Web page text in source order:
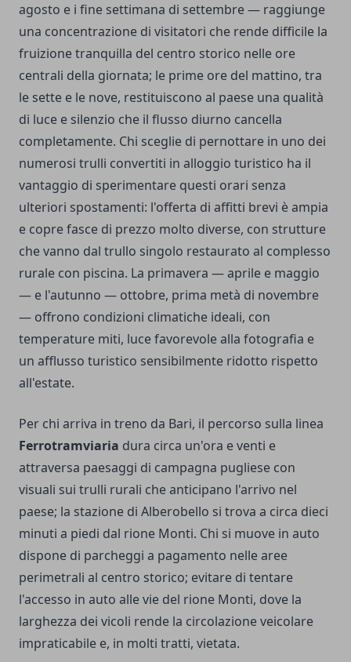
agosto e i fine settimana di settembre — raggiunge
una concentrazione di visitatori che rende difficile la
fruizione tranquilla del centro storico nelle ore
centrali della giornata; le prime ore del mattino, tra
le sette e le nove, restituiscono al paese una qualità
di luce e silenzio che il flusso diurno cancella
completamente. Chi sceglie di pernottare in uno dei
numerosi trulli convertiti in alloggio turistico ha il
vantaggio di sperimentare questi orari senza
ulteriori spostamenti: l'offerta di affitti brevi è ampia
e copre fasce di prezzo molto diverse, con strutture
che vanno dal trullo singolo restaurato al complesso
rurale con piscina. La primavera — aprile e maggio
— e l'autunno — ottobre, prima metà di novembre
— offrono condizioni climatiche ideali, con
temperature miti, luce favorevole alla fotografia e
un afflusso turistico sensibilmente ridotto rispetto
all'estate.
Per chi arriva in treno da Bari, il percorso sulla linea
Ferrotramviaria dura circa un'ora e venti e
attraversa paesaggi di campagna pugliese con
visuali sui trulli rurali che anticipano l'arrivo nel
paese; la stazione di Alberobello si trova a circa dieci
minuti a piedi dal rione Monti. Chi si muove in auto
dispone di parcheggi a pagamento nelle aree
perimetrali al centro storico; evitare di tentare
l'accesso in auto alle vie del rione Monti, dove la
larghezza dei vicoli rende la circolazione veicolare
impraticabile e, in molti tratti, vietata.